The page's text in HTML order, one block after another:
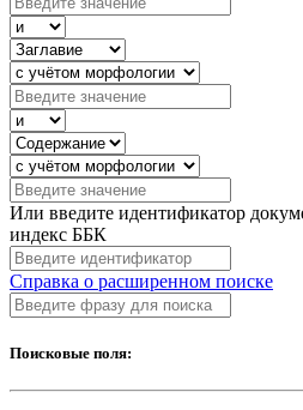
Или введите идентификатор
индекс ББК
Справка о расширенном поиске
Поисковые поля: